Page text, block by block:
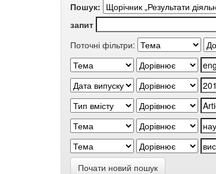
Пошук:
запит
Поточні фільтри:
Почати новий пошук